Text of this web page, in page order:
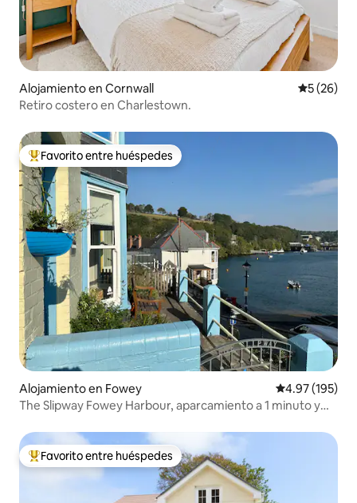
Alojamiento en Cornwall
5 (26)
Retiro costero en Charlestown.
Favorito entre huéspedes preferido
Favorito entre huéspedes
Alojamiento en Fowey Calificación
4.97 (195)
The Slipway Fowey Harbour, aparcamiento a 1 minuto y
Favorito entre huéspedes preferido
Favorito entre huéspedes